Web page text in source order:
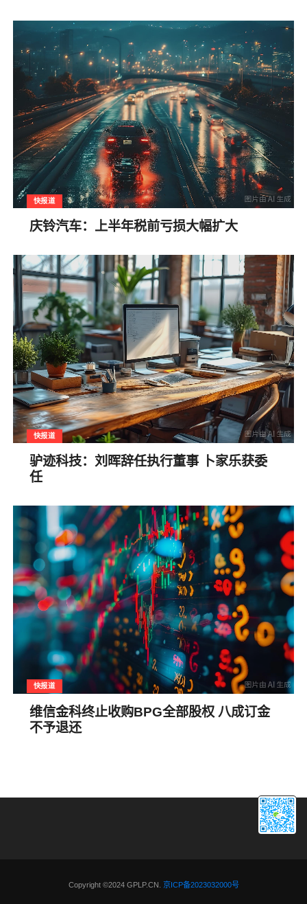
快报道
庆铃汽车：上半年税前亏损大幅扩大
快报道
驴迹科技：刘晖辞任执行董事 卜家乐获委
任
快报道
维信金科终止收购BPG全部股权 八成订金
不予退还
Copyright ©2024 GPLP.CN. 京ICP备2023032000号